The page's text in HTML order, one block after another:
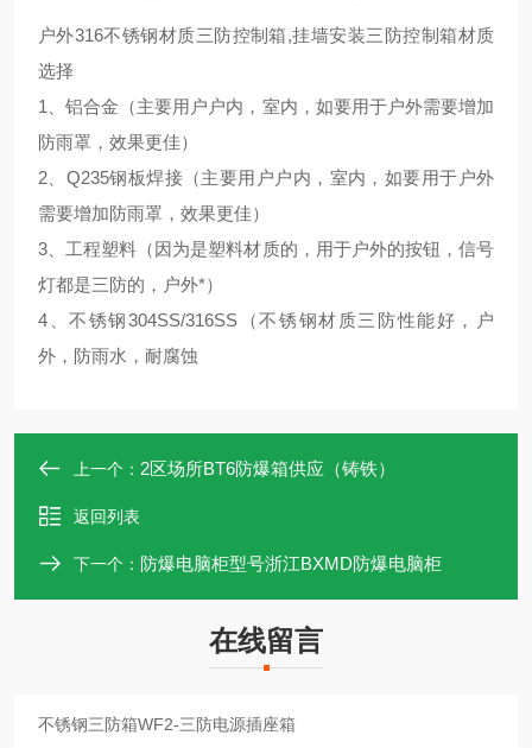
户外316不锈钢材质三防控制箱,挂墙安装三防控制箱材质
选择
1、铝合金（主要用户户内，室内，如要用于户外需要增加
防雨罩，效果更佳）
2、Q235钢板焊接（主要用户户内，室内，如要用于户外
需要增加防雨罩，效果更佳）
3、工程塑料（因为是塑料材质的，用于户外的按钮，信号
灯都是三防的，户外*）
4、不锈钢304SS/316SS（不锈钢材质三防性能好，户
外，防雨水，耐腐蚀
上一个： 2区场所BT6防爆箱供应（铸铁）
返回列表
下一个： 防爆电脑柜型号浙江BXMD防爆电脑柜
在线留言